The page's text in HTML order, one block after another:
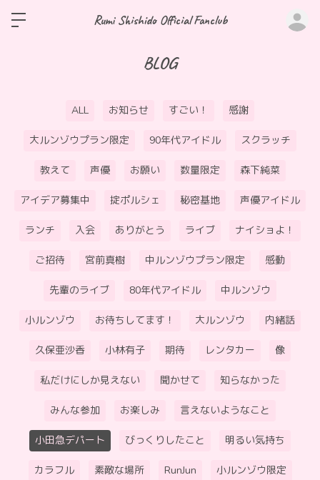
Rumi Shishido Official Fanclub
BLOG
ALL お知らせ すごい！ 感謝
大ルンゾウプラン限定 90年代アイドル スクラッチ
教えて 声優 お願い 数量限定 森下純菜
アイデア募集中 掟ポルシェ 秘密基地 声優アイドル
ランチ 入会 ありがとう ライブ ナイショよ！
ご招待 宮前真樹 中ルンゾウプラン限定 感動
先輩のライブ 80年代アイドル 中ルンゾウ
小ルンゾウ お待ちしてます！ 大ルンゾウ 内緒話
久保亜沙香 小林有子 期待 レンタカー 像
私だけにしか見えない 聞かせて 知らなかった
みんな参加 お楽しみ 言えないようなこと
小田急デパート びっくりしたこと 明るい気持ち
カラフル 素敵な場所 RunJun 小ルンゾウ限定